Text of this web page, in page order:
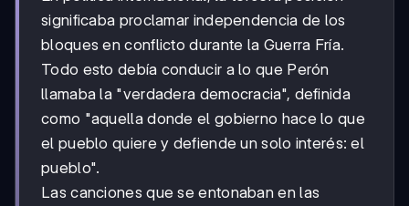
significaba proclamar independencia de los
bloques en conflicto durante la Guerra Fría.
Todo esto debía conducir a lo que Perón
llamaba la "verdadera democracia", definida
como "aquella donde el gobierno hace lo que
el pueblo quiere y defiende un solo interés: el
pueblo".
Las canciones que se entonaban en las